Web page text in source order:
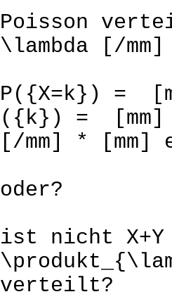
Poisson
\lambda [/
P({X=k}) =
({k}) = [mm]
[/mm] * [mm]
oder?
ist nicht X+Y
verteilt?